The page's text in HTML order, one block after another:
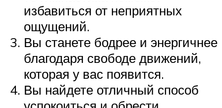
избавиться от неприятных
ощущений.
Вы станете бодрее и энергичнее
благодаря свободе движений,
которая у вас появится.
Вы найдете отличный способ